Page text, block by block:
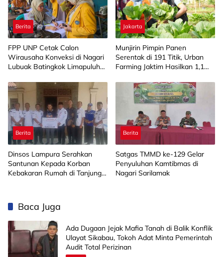
Berita
FPP UNP Cetak Calon
Wirausaha Konveksi di Nagari
Lubuak Batingkok Limapuluh
Jakarta
Munjirin Pimpin Panen
Serentak di 191 Titik, Urban
Farming Jaktim Hasilkan 1,1
Berita
Dinsos Lampura Serahkan
Santunan Kepada Korban
Kebakaran Rumah di Tanjung
Berita
Satgas TMMD ke-129 Gelar
Penyuluhan Kamtibmas di
Nagari Sarilamak
Baca Juga
Ada Dugaan Jejak Mafia Tanah di Balik Konflik
Ulayat Sikabau, Tokoh Adat Minta Pemerintah
Audit Total Perizinan